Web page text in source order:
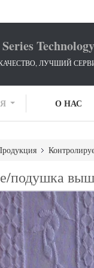
ЛУЧШИЙ
О НАС
подушка